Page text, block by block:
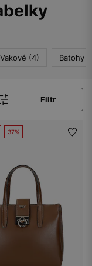
Vakové (4) Batohy
Filtr
37%